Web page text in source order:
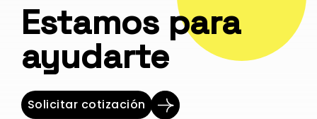
Estamos para
ayudarte
Solicitar cotización